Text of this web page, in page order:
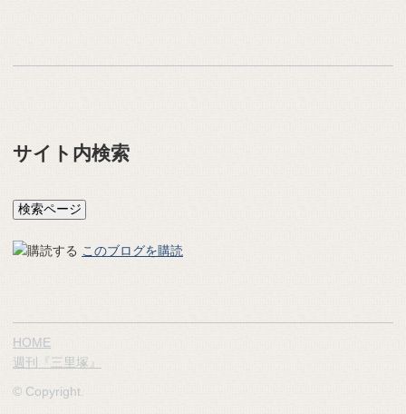
サイト内検索
このブログを購読
HOME
週刊『三里塚』
© Copyright.